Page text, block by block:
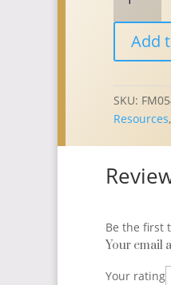
Ellen
Roberts
y
Primeros
Metodistas
quantity
Add
SKU:
Resources,
Be the first
Your email
Your rating